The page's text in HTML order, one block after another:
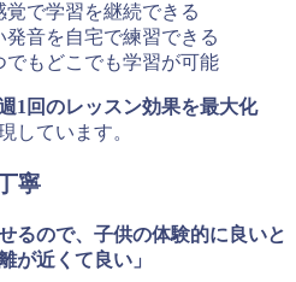
覚で学習を継続できる
発音を自宅で練習できる
でもどこでも学習が可能
1回のレッスン効果を最大化
しています。
寧
るので、子供の体験的に良いと
が近くて良い」